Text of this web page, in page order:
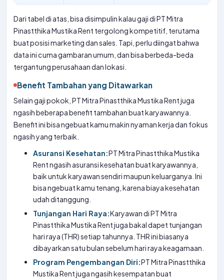
Dari tabel di atas, bisa disimpulin kalau gaji di PT Mitra
Pinastthika Mustika Rent tergolong kompetitif, terutama
buat posisi marketing dan sales. Tapi, perlu diingat bahwa
data ini cuma gambaran umum, dan bisa berbeda-beda
tergantung perusahaan dan lokasi.
Benefit Tambahan yang Ditawarkan
Selain gaji pokok, PT Mitra Pinastthika Mustika Rent juga
ngasih beberapa benefit tambahan buat karyawannya.
Benefit ini bisa ngebuat kamu makin nyaman kerja dan fokus
ngasih yang terbaik.
Asuransi Kesehatan:PT Mitra Pinastthika Mustika
Rent ngasih asuransi kesehatan buat karyawannya,
baik untuk karyawan sendiri maupun keluarganya. Ini
bisa ngebuat kamu tenang, karena biaya kesehatan
udah ditanggung.
Tunjangan Hari Raya:Karyawan di PT Mitra
Pinastthika Mustika Rent juga bakal dapet tunjangan
hari raya (THR) setiap tahunnya. THR ini biasanya
dibayarkan satu bulan sebelum hari raya keagamaan.
Program Pengembangan Diri:PT Mitra Pinastthika
Mustika Rent juga ngasih kesempatan buat